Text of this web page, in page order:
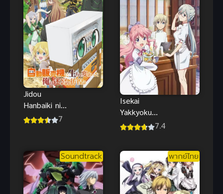
Jidou
Hanbaiki ni
Umarekawatt
หยอดเหรียญ
แล้วไปผจญภัย
ในดันเจี้ยน
7
Isekai
Yakkyoku
เภสัชกรเทพ7.4
Soundtrack พากย์ไทย